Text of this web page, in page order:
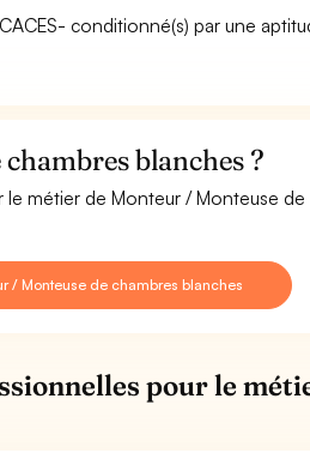
conditionné(s) par une
blanches ?
le métier de Monteur / Monteuse
/ Monteuse de chambres blanches
pour le